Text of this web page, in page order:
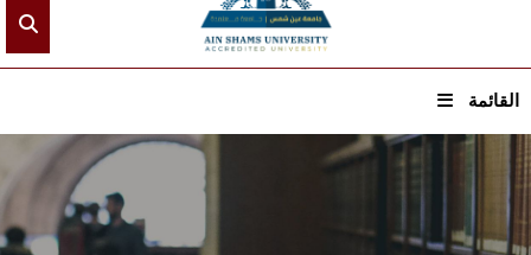
القائمة
الرئيسيـة
عن الجامعة